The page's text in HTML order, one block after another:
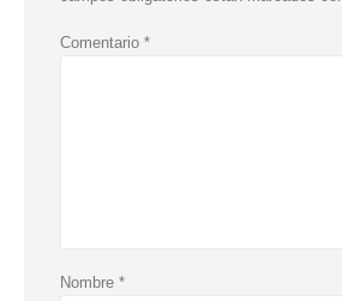
Comentario *
Nombre *